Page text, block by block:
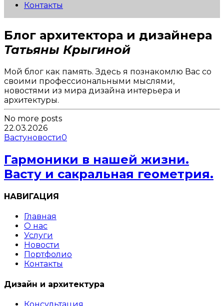
Контакты
Блог архитектора и дизайнера
Татьяны Крыгиной
Мой блог как память. Здесь я познакомлю Вас со
своими профессиональными мыслями,
новостями из мира дизайна интерьера и
архитектуры.
No more posts
22.03.2026
Вастуновости0
Гармоники в нашей жизни.
Васту и сакральная геометрия.
НАВИГАЦИЯ
Главная
О нас
Услуги
Новости
Портфолио
Контакты
Дизайн и архитектура